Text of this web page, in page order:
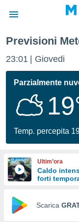
di
per
le
di
Web
Previsioni
23:01 Giovedi
Parzialmente
Temp. percepita
Ultim’ora
Caldo
forti
Scarica